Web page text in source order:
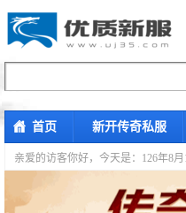
首页 新开传奇私服
亲爱的访客你好， 今天是：126年8